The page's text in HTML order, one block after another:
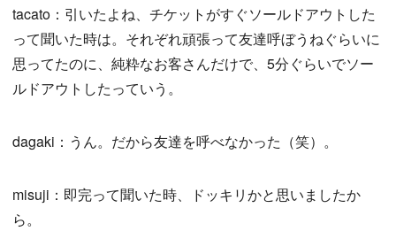
tacato：引いたよね、チケットがすぐソールドアウトした
って聞いた時は。それぞれ頑張って友達呼ぼうねぐらいに
思ってたのに、純粋なお客さんだけで、5分ぐらいでソー
ルドアウトしたっていう。
dagaki：うん。だから友達を呼べなかった（笑）。
misuji：即完って聞いた時、ドッキリかと思いましたか
ら。